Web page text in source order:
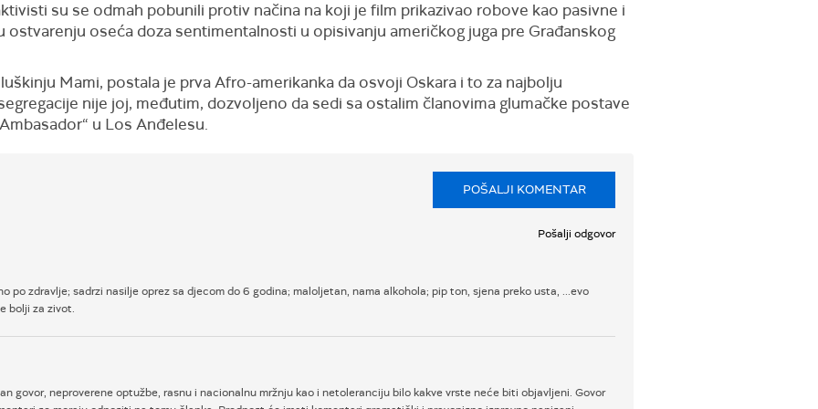
su se odmah pobunili protiv načina na koji je film prikazivao robove kao pasivne i
ostvarenju oseća doza sentimentalnosti u opisivanju američkog juga pre Građanskog
Mami, postala je prva Afro-amerikanka da osvoji Oskara i to za najbolju
nije joj, međutim, dozvoljeno da sedi sa ostalim članovima glumačke postave
u Los Anđelesu.
POŠALJI KOMENTAR
Pošalji odgovor
po zdravlje; sadrzi nasilje oprez sa djecom do 6 godina; maloljetan, nama alkohola; pip ton, sjena preko usta, ...evo
bolji za zivot.
govor, neproverene optužbe, rasnu i nacionalnu mržnju kao i netoleranciju bilo kakve vrste neće biti objavljeni. Govor